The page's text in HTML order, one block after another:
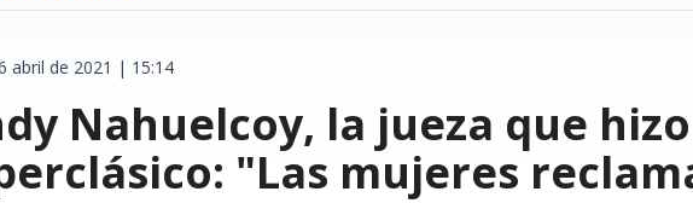
abril de 2021 | 15:14
Nahuelcoy, la jueza que
"Las mujeres